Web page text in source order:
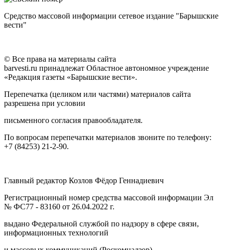
Средство массовой информации сетевое издание "Барышские
вести"
© Все права на материалы сайта
barvesti.ru принадлежат Областное автономное учреждение
«Редакция газеты «Барышские вести».
Перепечатка (целиком или частями) материалов сайта
разрешена при условии
письменного согласия правообладателя.
По вопросам перепечатки материалов звоните по телефону:
+7 (84253) 21-2-90.
Главный редактор Козлов Фёдор Геннадиевич
Регистрационный номер средства массовой информации Эл
№ ФС77 - 83160 от 26.04.2022 г.
выдано Федеральной службой по надзору в сфере связи,
информационных технологий